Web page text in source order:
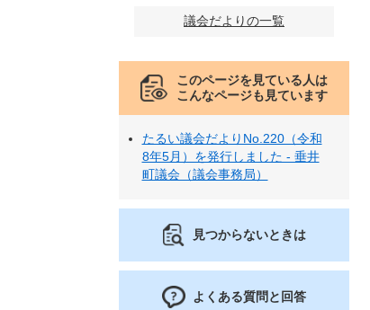
議会だよりの一覧
このページを見ている人は
こんなページも見ています
たるい議会だよりNo.220（令和
8年5月）を発行しました - 垂井
町議会（議会事務局）
見つからないときは
よくある質問と回答